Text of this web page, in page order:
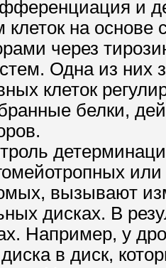
и
клеток на
через
Одна из
клеток
белки,
вызывают
дисках. В
Например, у
в диск,